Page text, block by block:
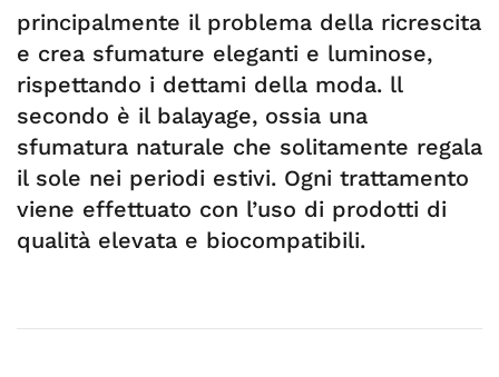
principalmente il problema della ricrescita
e crea sfumature eleganti e luminose,
rispettando i dettami della moda. ll
secondo è il balayage, ossia una
sfumatura naturale che solitamente regala
il sole nei periodi estivi. Ogni trattamento
viene effettuato con l’uso di prodotti di
qualità elevata e biocompatibili.